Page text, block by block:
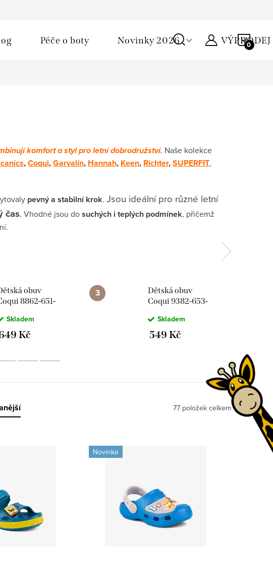
Péče o boty Novinky 2026 VÝPRODEJ
komfort a styl pro letní dobrodružství. Naše kolekce
,Coqui,Garvalín, Hannah, Keen, Richter,SUPERFIT,
pevný a stabilní krok. Jsou ideální pro různé letní
čas. Vhodné jsou dosuchých i teplých podmínek, přičemž
obuv
8862-651-
Yellow SB
a
Skladem
Kč
Dětská obuv
Coqui 9382-653-
Sea Blue
Skladem
549 Kč
77 položek celkem
Novinka